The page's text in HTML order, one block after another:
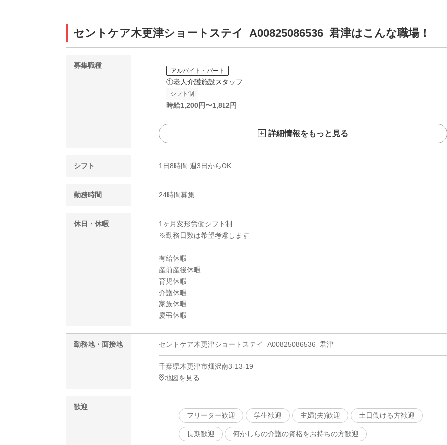
セントケア木更津ショートステイ_A00825086536_君津はこんな職場！
募集職種
アルバイト・パート
①老人介護施設スタッフ
シフト制
時給1,200円〜1,812円
詳細情報をもっと見る
シフト 1日8時間 週3日からOK
勤務時間 24時間募集
休日・休暇
1ヶ月変形労働シフト制
※勤務日数は希望考慮します
有給休暇
産前産後休暇
育児休暇
介護休暇
家族休暇
慶弔休暇
勤務地・面接地 セントケア木更津ショートステイ_A00825086536_君津
千葉県木更津市畑沢南3-13-19
地図を見る
歓迎
フリーター歓迎
学生歓迎 主婦(夫)歓迎 土日働ける方歓迎
長期歓迎 何かしらの介護の資格をお持ちの方歓迎